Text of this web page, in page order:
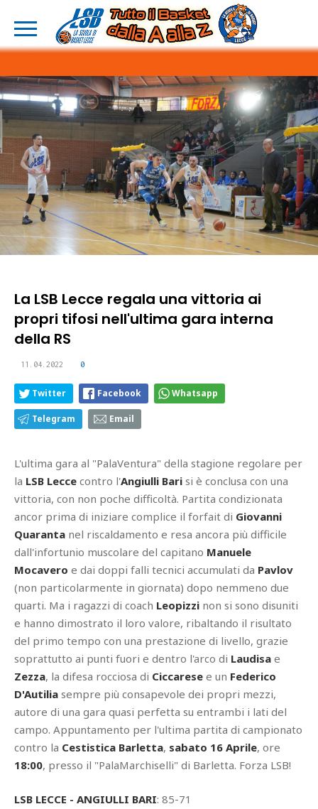
La LSB Lecce regala una vittoria ai
propri tifosi nell'ultima gara interna
della RS
11.04.2022 0
Twitter Facebook Whatsapp
Telegram Email
L'ultima gara al "PalaVentura" della stagione regolare per
la LSB Lecce contro l'Angiulli Bari si è conclusa con una
vittoria, con non poche difficoltà. Partita condizionata
ancor prima di iniziare complice il forfait di Giovanni
Quaranta nel riscaldamento e resa ancora più difficile
dall'infortunio muscolare del capitano Manuele
Mocavero e dai doppi falli tecnici accumulati da Pavlov
(non particolarmente in giornata) dopo nemmeno due
quarti. Ma i ragazzi di coach Leopizzi non si sono disuniti
e hanno dimostrato il loro valore, ribaltando il risultato
del primo tempo con una prestazione di livello, grazie
soprattutto ai punti fuori e dentro l'arco di Laudisa e
Zezza, la difesa rocciosa di Ciccarese e un Federico
D'Autilia sempre più consapevole dei propri mezzi,
autore di una gara quasi perfetta su entrambi i lati del
campo. Appuntamento per l'ultima partita di campionato
contro la Cestistica Barletta, sabato 16 Aprile, ore
18:00, presso il "PalaMarchiselli" di Barletta. Forza LSB!
LSB LECCE - ANGIULLI BARI: 85-71